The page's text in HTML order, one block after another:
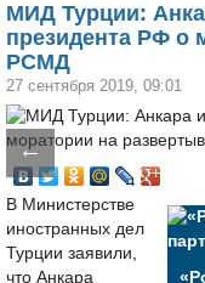
МИД Турции:
президента РФ о
РСМД
27 сентября 2019, 09:01
←
В Министерстве
иностранных дел
Турции заявили,
что Анкара